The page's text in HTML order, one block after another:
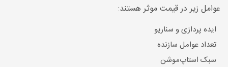
عوامل زیر در قیمت موثر هستند:
ایده پردازی و سناریو
تعداد عوامل سازنده
سبک استاپ‌موشن